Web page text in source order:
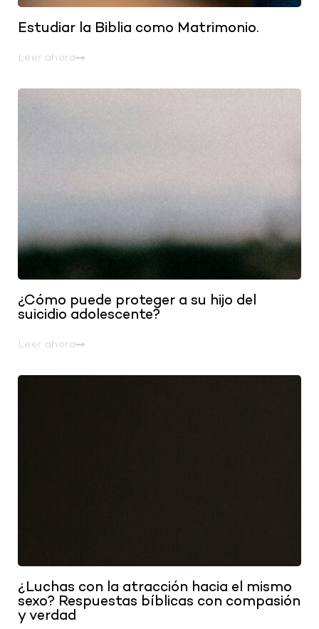
Estudiar la Biblia como Matrimonio.
Leer ahora
¿Cómo puede proteger a su hijo del
suicidio adolescente?
Leer ahora
¿Luchas con la atracción hacia el mismo
sexo? Respuestas bíblicas con compasión
y verdad